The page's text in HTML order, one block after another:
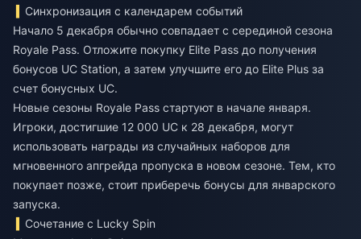
Синхронизация с календарем событий
Начало 5 декабря обычно совпадает с серединой сезона
Royale Pass. Отложите покупку Elite Pass до получения
бонусов UC Station, а затем улучшите его до Elite Plus за
счет бонусных UC.
Новые сезоны Royale Pass стартуют в начале января.
Игроки, достигшие 12 000 UC к 28 декабря, могут
использовать награды из случайных наборов для
мгновенного апгрейда пропуска в новом сезоне. Тем, кто
покупает позже, стоит приберечь бонусы для январского
запуска.
Сочетание с Lucky Spin